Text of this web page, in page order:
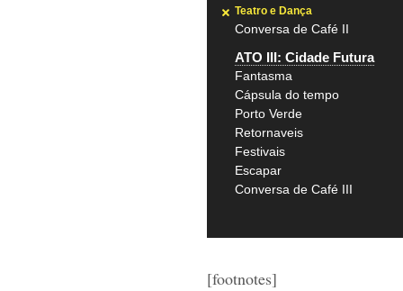
Teatro e Dança
Conversa de Café II
ATO III: Cidade Futura
Fantasma
Cápsula do tempo
Porto Verde
Retornaveis
Festivais
Escapar
Conversa de Café III
[footnotes]